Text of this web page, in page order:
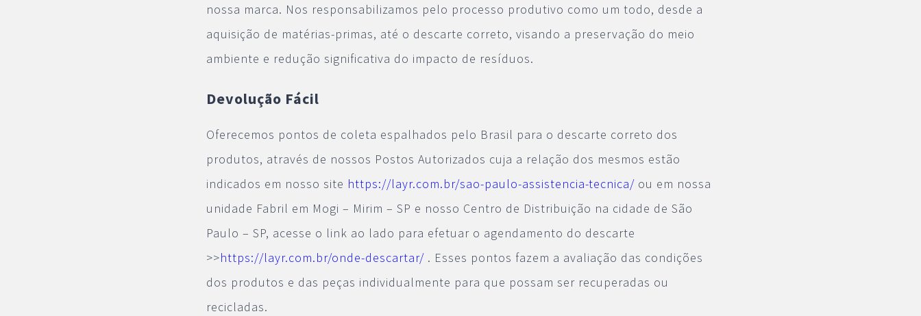
nossa marca. Nos responsabilizamos pelo processo produtivo como um todo, desde a
aquisição de matérias-primas, até o descarte correto, visando a preservação do meio
ambiente e redução significativa do impacto de resíduos.
Devolução Fácil
Oferecemos pontos de coleta espalhados pelo Brasil para o descarte correto dos
produtos, através de nossos Postos Autorizados cuja a relação dos mesmos estão
indicados em nosso site https://layr.com.br/sao-paulo-assistencia-tecnica/ ou em nossa
unidade Fabril em Mogi – Mirim – SP e nosso Centro de Distribuição na cidade de São
Paulo – SP, acesse o link ao lado para efetuar o agendamento do descarte
>>https://layr.com.br/onde-descartar/ . Esses pontos fazem a avaliação das condições
dos produtos e das peças individualmente para que possam ser recuperadas ou
recicladas.